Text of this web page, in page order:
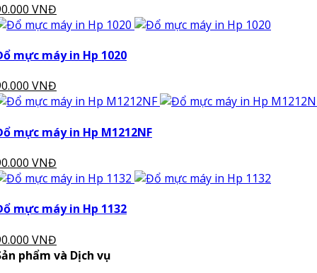
VNĐ
mực máy in Hp 1020
VNĐ
mực máy in Hp M1212NF
VNĐ
mực máy in Hp 1132
VNĐ
phẩm và Dịch vụ